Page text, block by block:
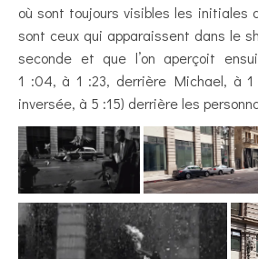
où sont toujours visibles les initiales
sont ceux qui apparaissent dans le
seconde et que l’on aperçoit
1 :04, à 1 :23, derrière Michael, à
inversée, à 5 :15) derrière les